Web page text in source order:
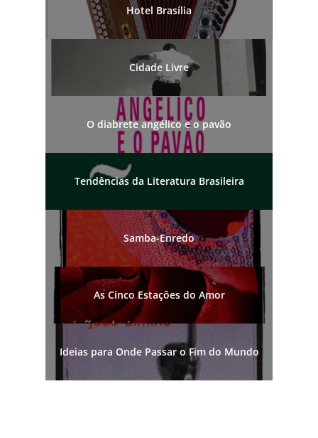
Hotel Brasília
Cidade Livre
O diabrete angélico e o pavão
Tendências da Literatura Brasileira
Samba-Enredo
As Cinco Estações do Amor
Ideias para Onde Passar o Fim do Mundo